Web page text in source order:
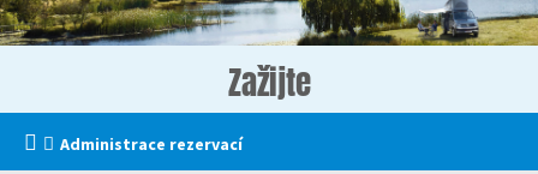
Zažijte
Administrace rezervací